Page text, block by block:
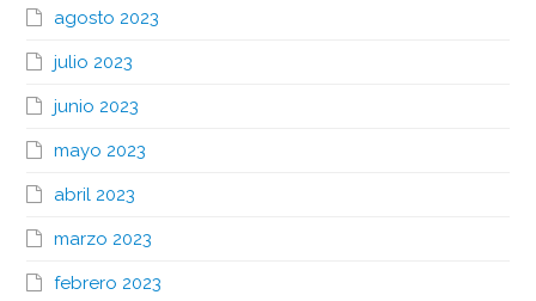
agosto 2023
julio 2023
junio 2023
mayo 2023
abril 2023
marzo 2023
febrero 2023